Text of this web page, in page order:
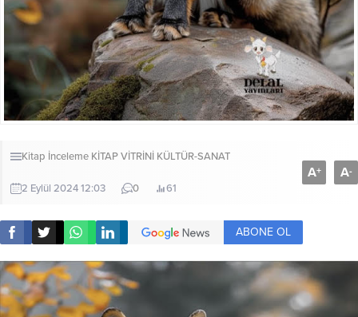
Kitap İnceleme KİTAP VİTRİNİ KÜLTÜR-SANAT
2 Eylül 2024 12:03 0 61
A+ A-
ABONE OL